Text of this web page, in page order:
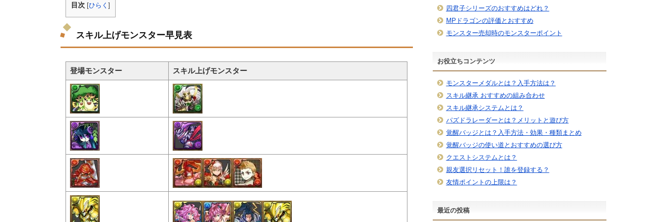
目次 [ひらく ]
スキル上げモンスター早見表
登場モンスター スキル上げモンスター
四君子シリーズのおすすめはどれ？
MPドラゴンの評価とおすすめ
モンスター売却時のモンスターポイント
お役立ちコンテンツ
モンスターメダルとは？入手方法は？
スキル継承 おすすめの組み合わせ
スキル継承システムとは？
パズドラレーダーとは？メリットと遊び方
覚醒バッジとは？入手方法・効果・種類まとめ
覚醒バッジの使い道とおすすめの選び方
クエストシステムとは？
親友選択リセット！誰を登録する？
友情ポイントの上限は？
最近の投稿